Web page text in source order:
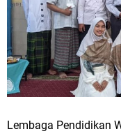
Lembaga Pendidikan